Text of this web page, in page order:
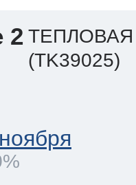
2
(TK39025)